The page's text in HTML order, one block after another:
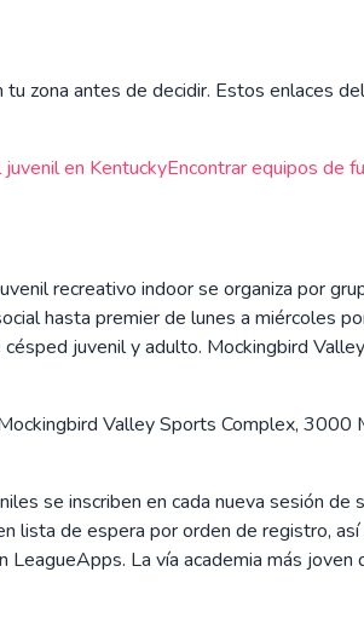
zona antes de decidir. Estos enlaces
en KentuckyEncontrar equipos de
recreativo indoor se organiza por
hasta premier de lunes a miércoles
juvenil y adulto. Mockingbird
Valley Sports Complex,
se inscriben en cada nueva sesión
lista de espera por orden de registro,
La vía academia más joven